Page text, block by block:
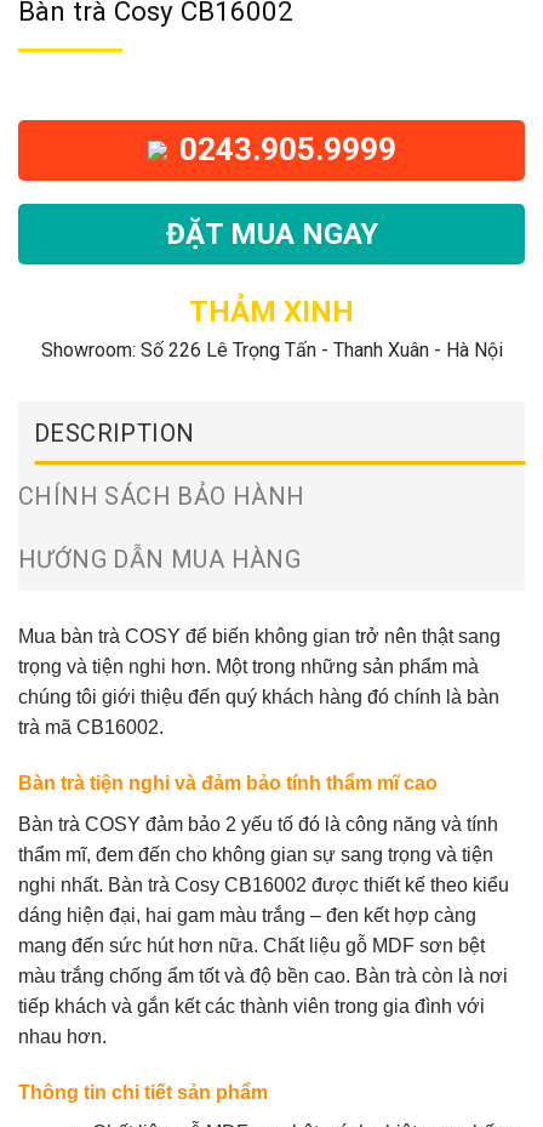
Bàn trà Cosy CB16002
0243.905.9999
ĐẶT MUA NGAY
THẢM XINH
Showroom: Số 226 Lê Trọng Tấn - Thanh Xuân - Hà Nội
DESCRIPTION
CHÍNH SÁCH BẢO HÀNH
HƯỚNG DẪN MUA HÀNG
Mua bàn trà COSY để biến không gian trở nên thật sang
trọng và tiện nghi hơn. Một trong những sản phẩm mà
chúng tôi giới thiệu đến quý khách hàng đó chính là bàn
trà mã CB16002.
Bàn trà tiện nghi và đảm bảo tính thẩm mĩ cao
Bàn trà COSY đảm bảo 2 yếu tố đó là công năng và tính
thẩm mĩ, đem đến cho không gian sự sang trọng và tiện
nghi nhất. Bàn trà Cosy CB16002 được thiết kế theo kiểu
dáng hiện đại, hai gam màu trắng – đen kết hợp càng
mang đến sức hút hơn nữa. Chất liệu gỗ MDF sơn bệt
màu trắng chống ẩm tốt và độ bền cao. Bàn trà còn là nơi
tiếp khách và gắn kết các thành viên trong gia đình với
nhau hơn.
Thông tin chi tiết sản phẩm